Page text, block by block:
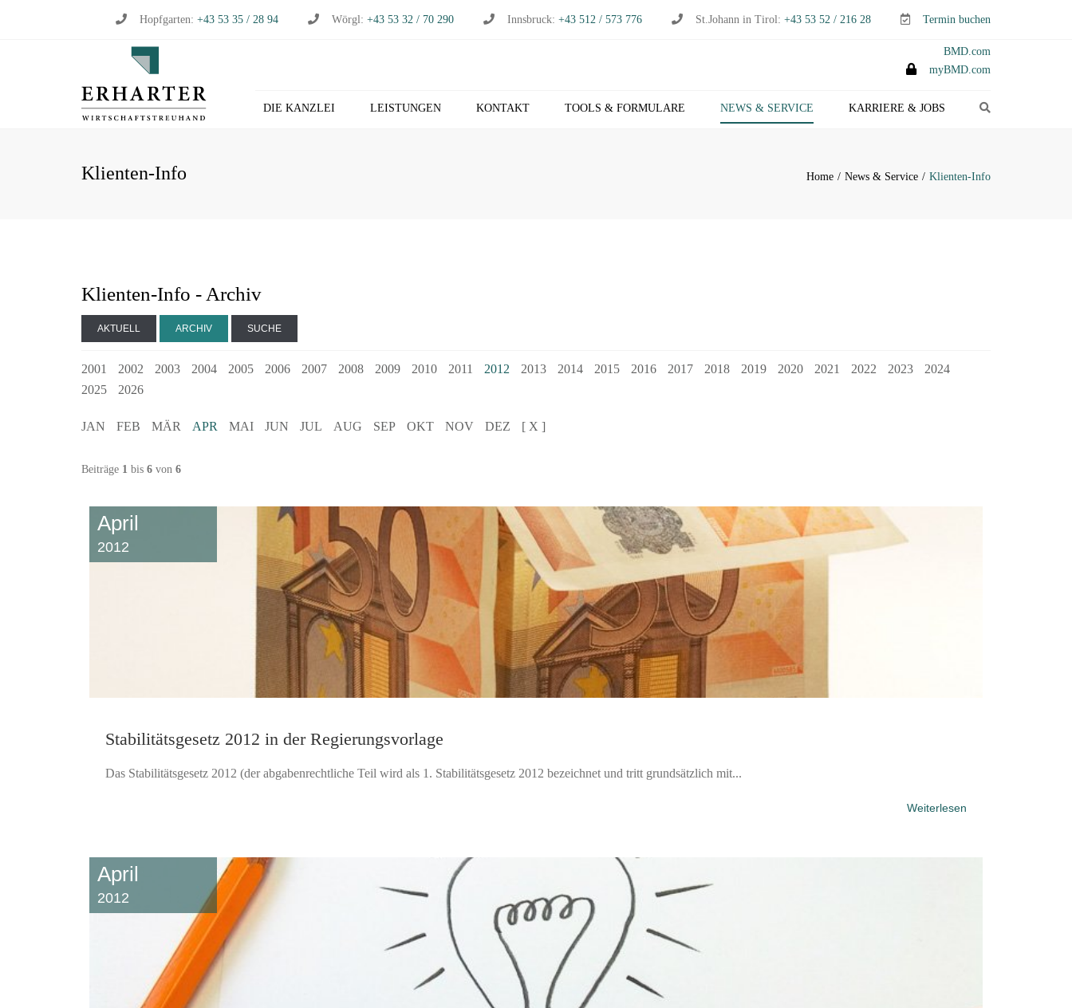
Hopfgarten: +43 53 35 / 28 94 Wörgl: +43 53 32 / 70 290 Innsbruck: +43 512 / 573 776 St.Johann in Tirol: +43 53 52 / 216 28 Termin buchen
BMD.com
myBMD.com
DIE KANZLEI LEISTUNGEN KONTAKT TOOLS & FORMULARE NEWS & SERVICE KARRIERE & JOBS
Klienten-Info Home News & Service Klienten-Info
Klienten-Info - Archiv
AKTUELL ARCHIV SUCHE
2001 2002 2003 2004 2005 2006 2007 2008 2009 2010 2011 2012 2013 2014 2015 2016 2017 2018 2019 2020 2021 2022 2023
2024
2025
2026
JAN FEB MÄR APR MAI JUN JUL AUG SEP OKT NOV DEZ [ X ]
Beiträge 1 bis 6 von 6
April
2012
Stabilitätsgesetz 2012 in der Regierungsvorlage
Das Stabilitätsgesetz 2012 (der abgabenrechtliche Teil wird als 1. Stabilitätsgesetz 2012 bezeichnet und tritt grundsätzlich mit...
Weiterlesen
April
2012